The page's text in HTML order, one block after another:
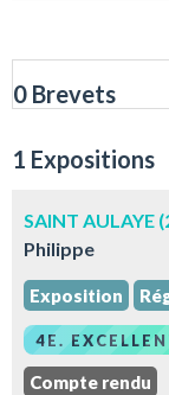
0 Brevets
1 Expositions
SAINT AULAYE
Philippe
Exposition
4E.
Compte rendu